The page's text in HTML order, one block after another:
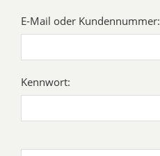
E-Mail oder Kundennummer:
Kennwort: